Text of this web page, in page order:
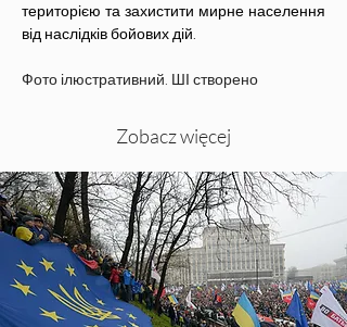
територією та захистити мирне населення
від наслідків бойових дій.
Фото ілюстративний. ШІ створено
Zobacz więcej